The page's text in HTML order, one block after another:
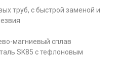
труб, с быстрой заменой и
магниевый сплав
SK85 с тефлоновым